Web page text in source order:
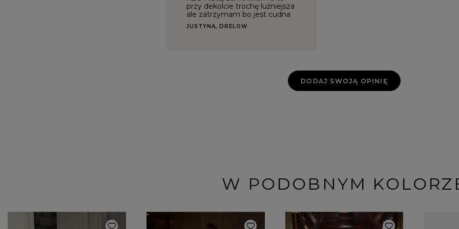
przy dekolcie trochę luźniejsza
ale zatrzymam bo jest cudna
JUSTYNA, DRELOW
DODAJ SWOJĄ OPINIĘ
W PODOBNYM